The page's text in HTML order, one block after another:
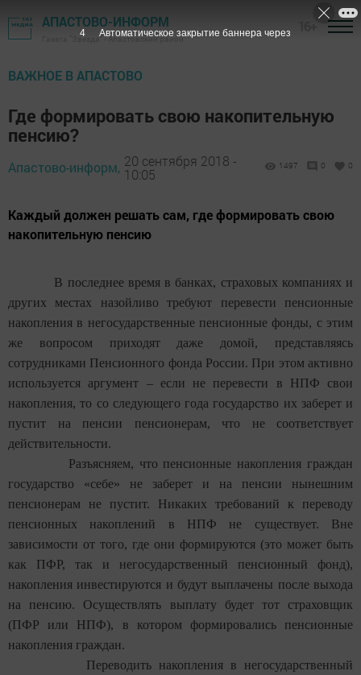
АПАСТОВО-ИНФОРМ
Газета "Звезда" - Апастовский район
ВАЖНОЕ В АПАСТОВО
Где формировать свою накопительную
пенсию?
Апастово-информ, 20 сентября 2018 -
10:05
1497 0 0
Каждый должен решать сам, где формировать свою
накопительную пенсию
В последнее время в банках, страховых компаниях и
других местах назойливо требуют перевести пенсионные
накопления в негосударственные пенсионные фонды, с этим
же вопросом приходят даже домой, представляясь
сотрудниками Пенсионного фонда России. При этом активно
используется аргумент – если не перевести в НПФ свои
накопления, то со следующего года государство их заберет и
пустит на пенсии пенсионерам, что не соответствует
действительности.
Разъясняем, что пенсионные накопления граждан
государство «себе» не заберет и на пенсии нынешним
пенсионерам не пустит. Никаких требований к переводу
пенсионных накоплений в НПФ не существует. Вне
зависимости от того, где они формируются (это может быть
как ПФР, так и негосударственный пенсионный фонд),
накопления инвестируются и будут выплачены после выхода
на пенсию. Осуществлять выплату будет тот страховщик
(ПФР или НПФ), в котором формировались пенсионные
накопления граждан.
Переводить накопления в негосударственный
3 Автоматическое закрытие баннера через